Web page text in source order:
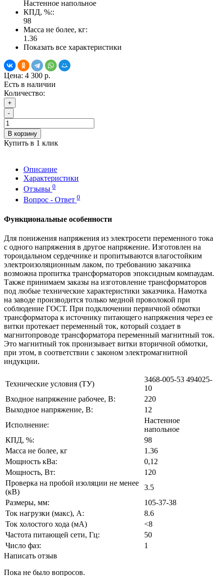
Настенное напольное
КПД, %::
98
Масса не более, кг:
1.36
Показать все характеристики
Цена: 4 300 р.
Есть в наличии
Количество:
+
-
В корзину
Купить в 1 клик
Описание
Характеристики
Отзывы 0
Вопрос - Ответ 0
Функциональные особенности
Для понижения напряжения из электросети переменного тока
с одного напряжения в другое напряжение. Изготовлен на
тороидальном сердечнике и пропитываются влагостойким
электроизоляционным лаком, по требованию заказчика
возможна пропитка трансформаторов эпоксидным компаудам.
Также принимаем заказы на изготовление трансформаторов
под любые технические характеристики заказчика. Намотка
на заводе производится только медной проволокой при
соблюдение ГОСТ. При подключении первичной обмотки
трансформатора к источнику питающего напряжения через ее
витки протекает переменный ток, который создает в
магнитопроводе трансформатора переменный магнитный ток.
Это магнитный ток пронизывает витки вторичной обмотки,
при этом, в соответствии с законом электромагнитной
индукции.
Технические условия (ТУ)
3468-005-53 494025-
10
Входное напряжение рабочее, В:
220
Выходное напряжение, В:
12
Исполнение:
Настенное
напольное
КПД, %:
98
Масса не более, кг
1.36
Мощность кВа:
0,12
Мощность, Вт:
120
Проверка на пробой изоляции не менее
(кВ)
3.5
Размеры, мм:
105-37-38
Ток нагрузки (макс), А:
8.6
Ток холостого хода (мА)
<8
Частота питающей сети, Гц:
50
Число фаз:
1
Написать отзыв
Пока не было вопросов.